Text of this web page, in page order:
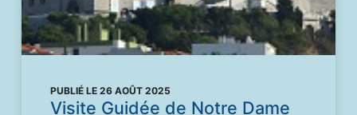
PUBLIÉ LE 26 AOÛT 2025
Visite Guidée de Notre Dame